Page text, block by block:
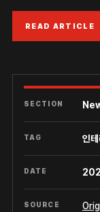
READ ARTICLE
SECTION
TAG 인테
DATE
SOURCE